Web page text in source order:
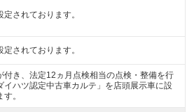
されております。
されております。
付き、法定12ヵ月点検相当の点検・整備を行
イハツ認定中古車カルテ」を店頭展示車に設
。